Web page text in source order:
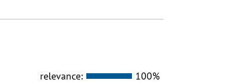
relevance: 100%